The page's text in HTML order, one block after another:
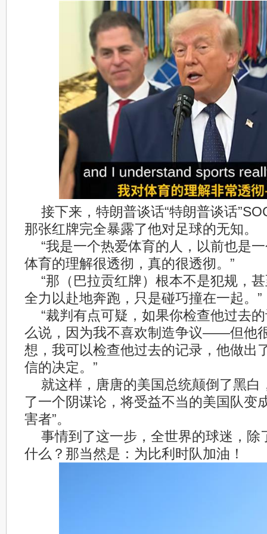
接下来，特朗普谈话“特朗普谈话
那张红牌完全暴露了他对足球的无知。
“我是一个热爱体育的人，以前也是
体育的理解很透彻，真的很透彻。”
“那（巴拉贡红牌）根本不是犯规，
全力以赴地奔跑，只是碰巧撞在一起。”
“裁判有点可疑，如果你检查他过去
么说，因为我不喜欢制造争议——但他
想，我可以检查他过去的记录，他做出
信的决定。”
就这样，唐唐的美国总统颠倒了黑白
了一个阴谋论，将受益不当的美国队变
害者”。
事情到了这一步，全世界的球迷，除
什么？那当然是：为比利时队加油！